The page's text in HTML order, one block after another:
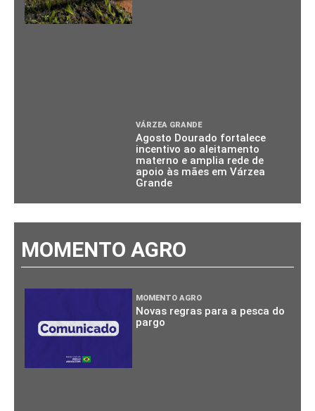
VÁRZEA GRANDE
Agosto Dourado fortalece
incentivo ao aleitamento
materno e amplia rede de
apoio às mães em Várzea
Grande
MOMENTO AGRO
MOMENTO AGRO
Novas regras para a pesca do
pargo